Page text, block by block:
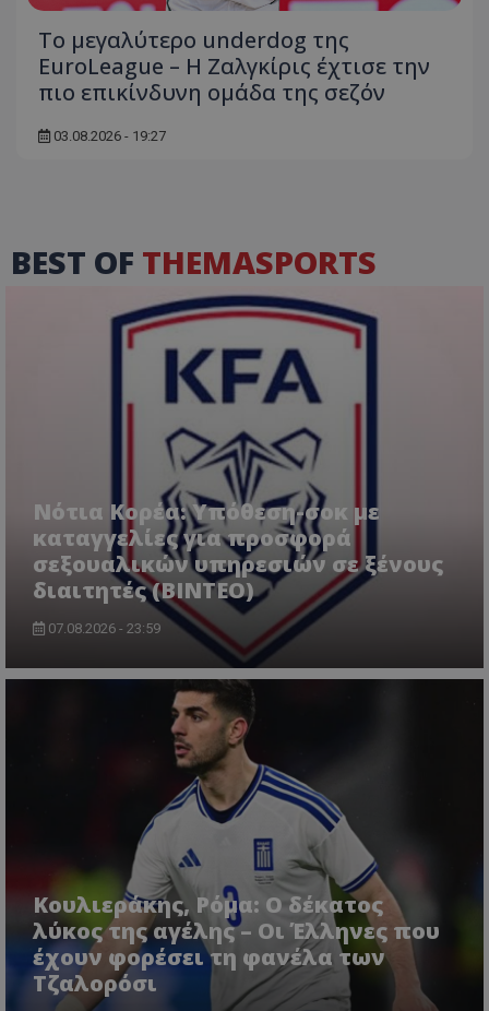
Το μεγαλύτερο underdog της
EuroLeague – Η Ζαλγκίρις έχτισε την
πιο επικίνδυνη ομάδα της σεζόν
03.08.2026 - 19:27
BEST OF THEMASPORTS
Νότια Κορέα: Υπόθεση-σοκ με
καταγγελίες για προσφορά
σεξουαλικών υπηρεσιών σε ξένους
διαιτητές (BINTEO)
07.08.2026 - 23:59
Κουλιεράκης, Ρόμα: Ο δέκατος
λύκος της αγέλης – Οι Έλληνες που
έχουν φορέσει τη φανέλα των
Τζαλορόσι